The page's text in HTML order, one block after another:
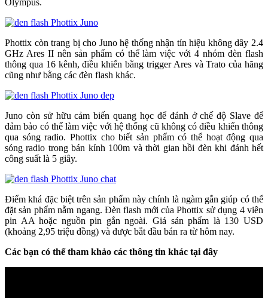
Olympus.
Phottix còn trang bị cho Juno hệ thống nhận tín hiệu không dây 2.4
GHz Ares II nên sản phẩm có thể làm việc với 4 nhóm đèn flash
thông qua 16 kênh, điều khiển bằng trigger Ares và Trato của hãng
cũng như bằng các đèn flash khác.
Juno còn sử hữu cảm biến quang học để đánh ở chế độ Slave để
đảm bảo có thể làm việc với hệ thống cũ không có điều khiển thông
qua sóng radio. Phottix cho biết sản phẩm có thể hoạt động qua
sóng radio trong bán kính 100m và thời gian hồi đèn khi đánh hết
công suất là 5 giây.
Điểm khá đặc biệt trên sản phẩm này chính là ngàm gắn giúp có thể
đặt sản phẩm nằm ngang. Đèn flash mới của Phottix sử dụng 4 viên
pin AA hoặc nguồn pin gắn ngoài. Giá sản phẩm là 130 USD
(khoảng 2,95 triệu đồng) và được bắt đầu bán ra từ hôm nay.
Các bạn có thể tham khảo các thông tin khác tại đây